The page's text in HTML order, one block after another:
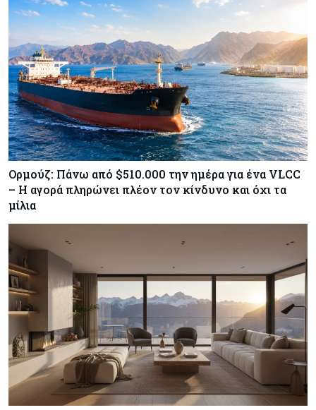
Κύπρος 07-08-2026
Χορηγία €10.000 για υποτροφίες σε φοιτητές του
ΤΕΠΑΚ
Ορμούζ: Πάνω από $510.000 την ημέρα για ένα VLCC
– Η αγορά πληρώνει πλέον τον κίνδυνο και όχι τα
μίλια